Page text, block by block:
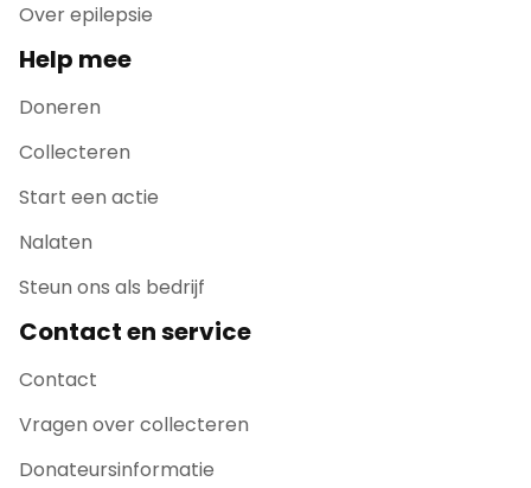
Over epilepsie
Help mee
Doneren
Collecteren
Start een actie
Nalaten
Steun ons als bedrijf
Contact en service
Contact
Vragen over collecteren
Donateursinformatie